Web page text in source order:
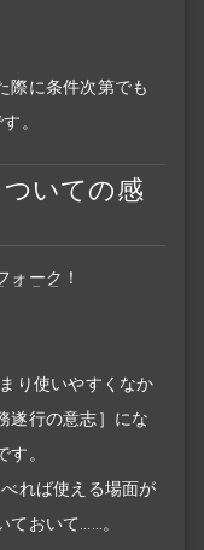
際に条件次第でも
。
ついての感
ォーク ！
り使いやすくなか
遂行の意志］にな
。
れば使える場面が
ておいて……。